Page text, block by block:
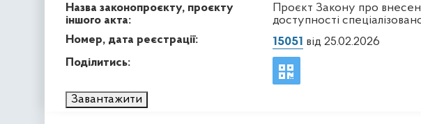
Назва законопроєкту, проєкту
іншого акта:
Проєкт Закону про
доступності
Номер, дата реєстрації:
15051 від 25.02.2026
Поділитись:
Завантажити